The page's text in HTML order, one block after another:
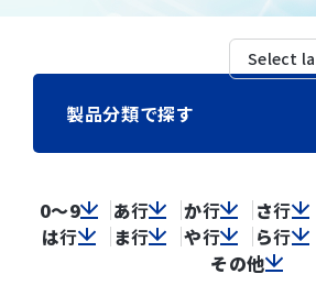
製品分類で探す
0～9 あ行 か行 さ行
は行 ま行 や行 ら行
その他